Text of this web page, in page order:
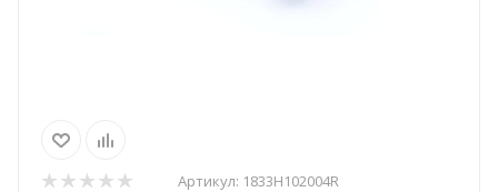
Артикул: 1833Н102004R